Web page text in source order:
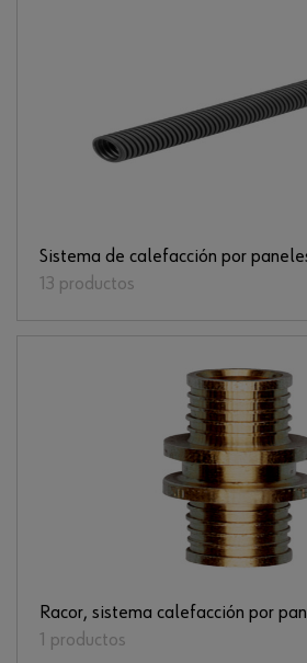
Sistema de calefacción por
13 productos
Racor, sistema calefacción por
1 productos